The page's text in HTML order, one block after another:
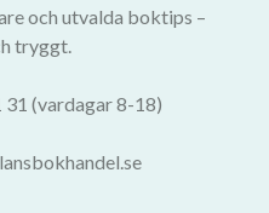
och utvalda boktips –
tryggt.
(vardagar 8-18)